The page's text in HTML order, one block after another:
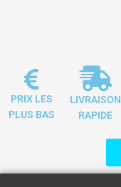
PRIX LES
PLUS BAS
LIVRAISON
RAPIDE